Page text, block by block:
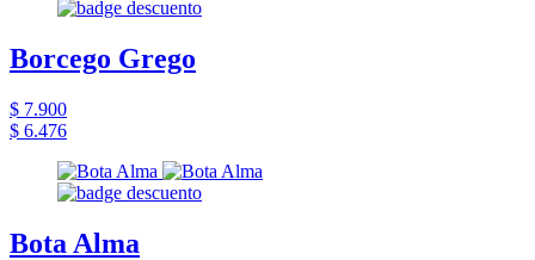
Borcego Grego
$ 7.900
$ 6.476
Bota Alma